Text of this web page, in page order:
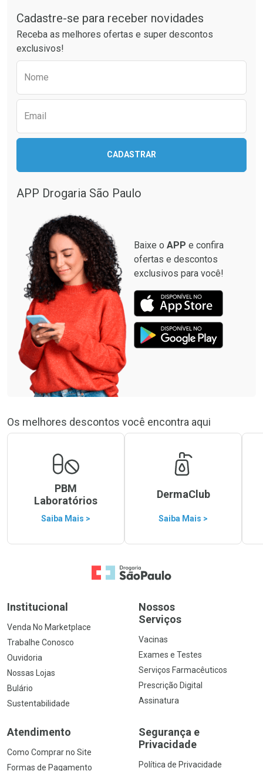
Ativar Desconto
Comprar sem Desconto
Comprar sem Desconto
Por R$ 25,27/cada
Ativar Desconto
Comprar sem Desconto
Comprar sem Desconto
Cadastre-se para receber novidades
Receba as melhores ofertas e super descontos
exclusivos!
Nome
Email
CADASTRAR
APP Drogaria São Paulo
Baixe o APP e confira
ofertas e descontos
exclusivos para você!
Os melhores descontos você encontra aqui
PBM
Laboratórios
Saiba Mais >
DermaClub
Saiba Mais >
Ir para a Home
Institucional
Venda No Marketplace
Trabalhe Conosco
Ouvidoria
Nossas Lojas
Bulário
Sustentabilidade
Nossos
Serviços
Vacinas
Exames e Testes
Serviços Farmacêuticos
Prescrição Digital
Assinatura
Atendimento
Como Comprar no Site
Formas de Pagamento
Segurança e
Privacidade
Política de Privacidade